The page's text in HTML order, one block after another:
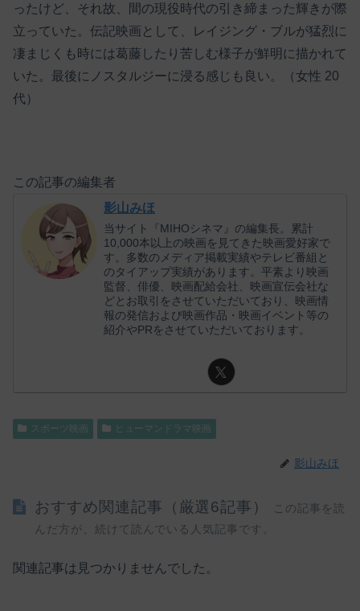
ったけど、それ故、間の現役時代の引き締まった輝きが際
立っていた。伝記映画として、レイジング・ブルが猛烈に
凄まじくも時には葛藤したり苦しむ様子が鮮明に描かれて
いた。最後にノスタルジーに浸る感じも良い。（女性 20
代）
この記事の編集者
影山みほ
当サイト『MIHOシネマ』の編集長。累計
10,000本以上の映画を見てきた映画愛好家で
す。多数のメディア掲載実績やテレビ番組と
のタイアップ実績があります。平素より映画
監督、俳優、映画配給会社、映画宣伝会社な
どとお取引をさせていただいており、映画情
報の発信および映画作品・映画イベント等の
紹介やPRをさせていただいております。
スポーツ映画 ヒューマンドラマ映画
影山みほ
おすすめ関連記事（厳選6記事）
この記事を読
んだ方が、続けて読んでいる人気記事です。
関連記事は見つかりませんでした。